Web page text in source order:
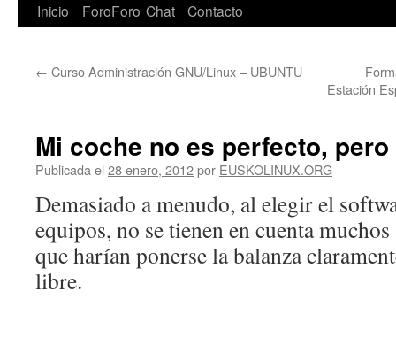
Saltar
contenido
Inicio ForoForo Chat Contacto
← Curso Administración GNU/Linux – UBUNTU
Estación
Mi coche no es perfecto,
Publicada el 28 enero, 2012por EUSKOLINUX.ORG
Demasiado a menudo, al elegir el
equipos, no se tienen en cuenta
que harían ponerse la balanza
libre.